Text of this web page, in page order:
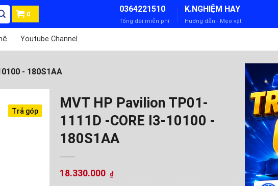
0
0364221510
Tổng đài miễn phí
K.NGHIỆM HAY
Hướng dẫn - Mẹo vặt
Youtube Channel
- 180S1AA
Trả góp
MVT HP Pavilion TP01-
1111D -CORE I3-10100 -
180S1AA
18.330.000 ₫